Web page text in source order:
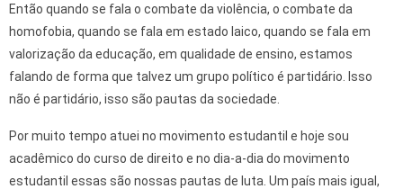
Então quando se fala o combate da violência, o combate da
homofobia, quando se fala em estado laico, quando se fala em
valorização da educação, em qualidade de ensino, estamos
falando de forma que talvez um grupo político é partidário. Isso
não é partidário, isso são pautas da sociedade.
Por muito tempo atuei no movimento estudantil e hoje sou
acadêmico do curso de direito e no dia-a-dia do movimento
estudantil essas são nossas pautas de luta. Um país mais igual,